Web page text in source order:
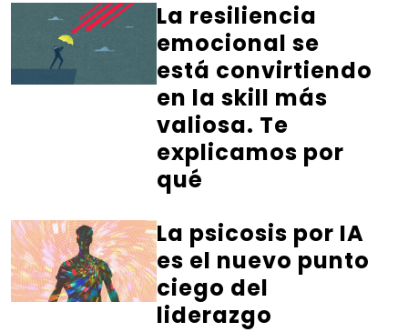
La resiliencia
emocional se
está convirtiendo
en la skill más
valiosa. Te
explicamos por
qué
La psicosis por IA
es el nuevo punto
ciego del
liderazgo